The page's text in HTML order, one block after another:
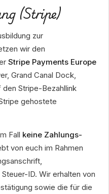
(Stripe)
zur
wir den
Stripe Payments Europe
Grand Canal Dock,
den Stripe-Bezahllink
gehostete
Fall keine Zahlungs-
von euch im Rahmen
ID. Wir erhalten von
sowie die für die